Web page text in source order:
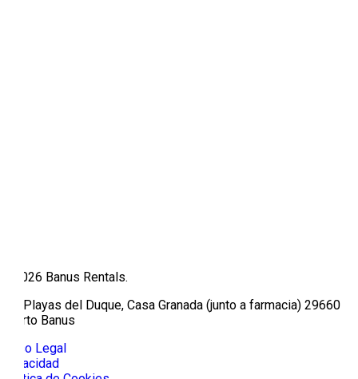
© 2026 Banus Rentals.
Av/ Playas del Duque, Casa Granada (junto a farmacia) 29660
Puerto Banus
Aviso Legal
Privacidad